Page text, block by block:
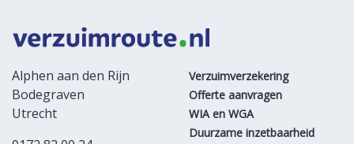
Alphen aan den Rijn
Bodegraven
Utrecht
Verzuimverzekering
Offerte aanvragen
WIA en WGA
Duurzame inzetbaarheid